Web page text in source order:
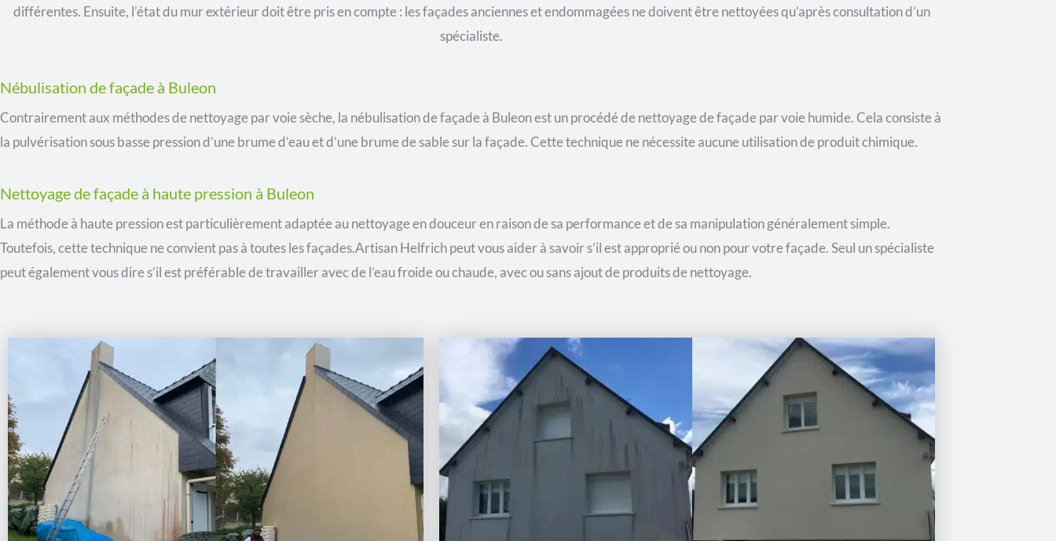
différentes. Ensuite, l’état du mur extérieur doit être pris en compte : les façades anciennes et endommagées ne doivent être nettoyées qu’après consultation d’un
spécialiste.
Nébulisation de façade à Buleon
Contrairement aux méthodes de nettoyage par voie sèche, la nébulisation de façade à Buleon est un procédé de nettoyage de façade par voie humide. Cela consiste à
la pulvérisation sous basse pression d’une brume d’eau et d’une brume de sable sur la façade. Cette technique ne nécessite aucune utilisation de produit chimique.
Nettoyage de façade à haute pression à Buleon
La méthode à haute pression est particulièrement adaptée au nettoyage en douceur en raison de sa performance et de sa manipulation généralement simple.
Toutefois, cette technique ne convient pas à toutes les façades.Artisan Helfrich peut vous aider à savoir s’il est approprié ou non pour votre façade. Seul un spécialiste
peut également vous dire s’il est préférable de travailler avec de l’eau froide ou chaude, avec ou sans ajout de produits de nettoyage.